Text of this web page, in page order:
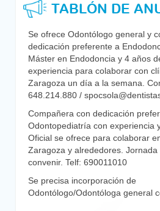
TABLÓN DE
Se ofrece Odontólogo general y
dedicación preferente a
Máster en Endodoncia y 4 años
experiencia para colaborar con
Zaragoza un día a la semana.
648.214.880 /
Compañera con dedicación
Odontopediatría con experiencia
Oficial se ofrece para colaborar
Zaragoza y alrededores. Jornada
convenir. Telf: 690011010
Se precisa incorporación de
Odontólogo/Odontóloga general